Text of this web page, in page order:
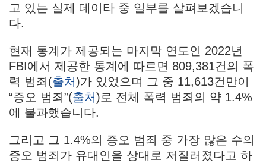
고 있는 실제 데이타 중 일부를 살펴보겠습니
다.
현재 통계가 제공되는 마지막 연도인 2022년
FBI에서 제공한 통계에 따르면 809,381건의 폭
력 범죄(출처)가 있었으며 그 중 11,613건만이
“증오 범죄”(출처)로 전체 폭력 범죄의 약 1.4%
에 불과했습니다.
그리고 그 1.4%의 증오 범죄 중 가장 많은 수의
증오 범죄가 유대인을 상대로 저질러졌다고 하